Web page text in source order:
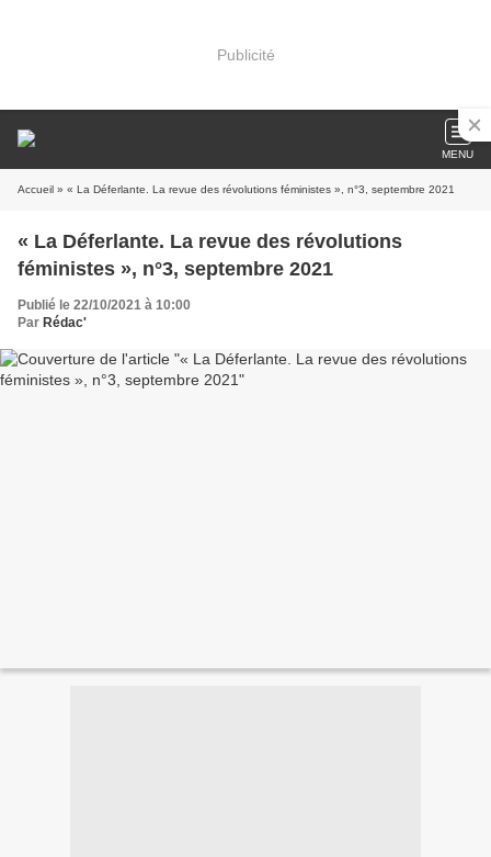
Publicité
MENU
Accueil » « La Déferlante. La revue des révolutions féministes », n°3, septembre 2021
« La Déferlante. La revue des révolutions
féministes », n°3, septembre 2021
Publié le 22/10/2021 à 10:00
Par Rédac'